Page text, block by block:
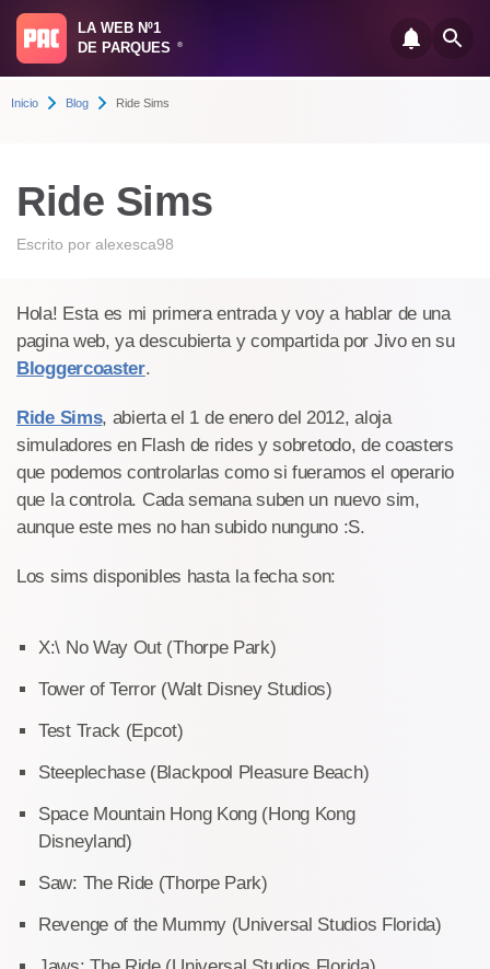
LA WEB Nº1
DE PARQUES
®
Inicio Blog Ride Sims
Ride Sims
Escrito por alexesca98
Hola! Esta es mi primera entrada y voy a hablar de una
pagina web, ya descubierta y compartida por Jivo en su
Bloggercoaster.
Ride Sims, abierta el 1 de enero del 2012, aloja
simuladores en Flash de rides y sobretodo, de coasters
que podemos controlarlas como si fueramos el operario
que la controla. Cada semana suben un nuevo sim,
aunque este mes no han subido nunguno :S.
Los sims disponibles hasta la fecha son:
X:\ No Way Out (Thorpe Park)
Tower of Terror (Walt Disney Studios)
Test Track (Epcot)
Steeplechase (Blackpool Pleasure Beach)
Space Mountain Hong Kong (Hong Kong
Disneyland)
Saw: The Ride (Thorpe Park)
Revenge of the Mummy (Universal Studios Florida)